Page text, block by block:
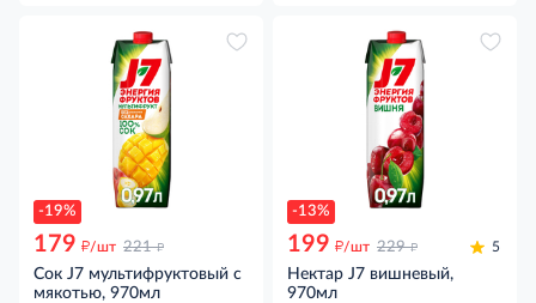
-19%
179 д/шт 221 д
Сок J7 мультифруктовый с
мякотью, 970мл
-13%
199 д/шт 229 д 5
Нектар J7 вишневый,
970мл